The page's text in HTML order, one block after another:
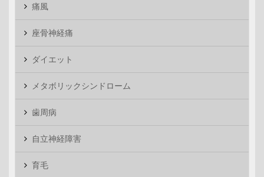
痛風
座骨神経痛
ダイエット
メタボリックシンドローム
歯周病
自立神経障害
育毛